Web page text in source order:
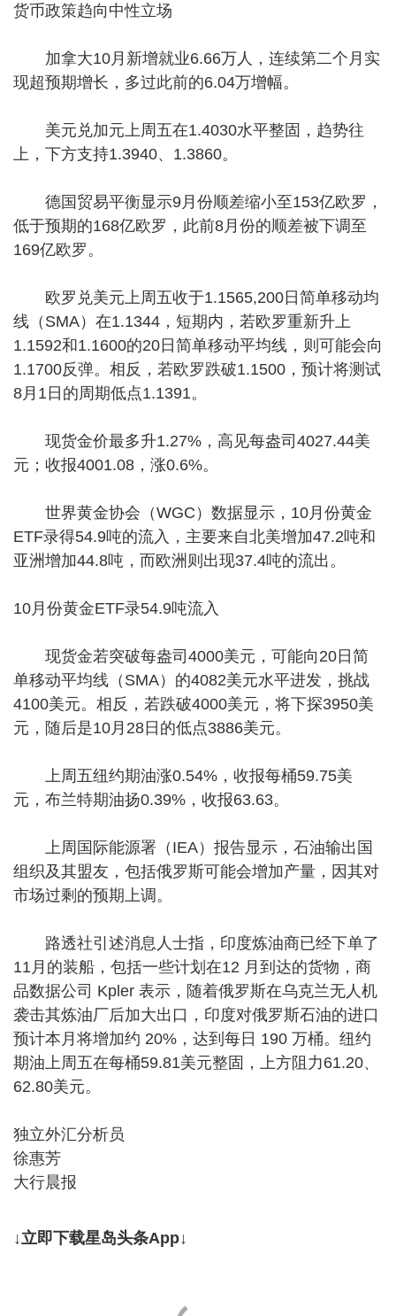
货币政策趋向中性立场
加拿大10月新增就业6.66万人，连续第二个月实
现超预期增长，多过此前的6.04万增幅。
美元兑加元上周五在1.4030水平整固，趋势往
上，下方支持1.3940、1.3860。
德国贸易平衡显示9月份顺差缩小至153亿欧罗，
低于预期的168亿欧罗，此前8月份的顺差被下调至
169亿欧罗。
欧罗兑美元上周五收于1.1565,200日简单移动均
线（SMA）在1.1344，短期内，若欧罗重新升上
1.1592和1.1600的20日简单移动平均线，则可能会向
1.1700反弹。相反，若欧罗跌破1.1500，预计将测试
8月1日的周期低点1.1391。
现货金价最多升1.27%，高见每盎司4027.44美
元；收报4001.08，涨0.6%。
世界黄金协会（WGC）数据显示，10月份黄金
ETF录得54.9吨的流入，主要来自北美增加47.2吨和
亚洲增加44.8吨，而欧洲则出现37.4吨的流出。
10月份黄金ETF录54.9吨流入
现货金若突破每盎司4000美元，可能向20日简
单移动平均线（SMA）的4082美元水平进发，挑战
4100美元。相反，若跌破4000美元，将下探3950美
元，随后是10月28日的低点3886美元。
上周五纽约期油涨0.54%，收报每桶59.75美
元，布兰特期油扬0.39%，收报63.63。
上周国际能源署（IEA）报告显示，石油输出国
组织及其盟友，包括俄罗斯可能会增加产量，因其对
市场过剩的预期上调。
路透社引述消息人士指，印度炼油商已经下单了
11月的装船，包括一些计划在12 月到达的货物，商
品数据公司 Kpler 表示，随着俄罗斯在乌克兰无人机
袭击其炼油厂后加大出口，印度对俄罗斯石油的进口
预计本月将增加约 20%，达到每日 190 万桶。纽约
期油上周五在每桶59.81美元整固，上方阻力61.20、
62.80美元。
独立外汇分析员
徐惠芳
大行晨报
↓立即下载星岛头条App↓